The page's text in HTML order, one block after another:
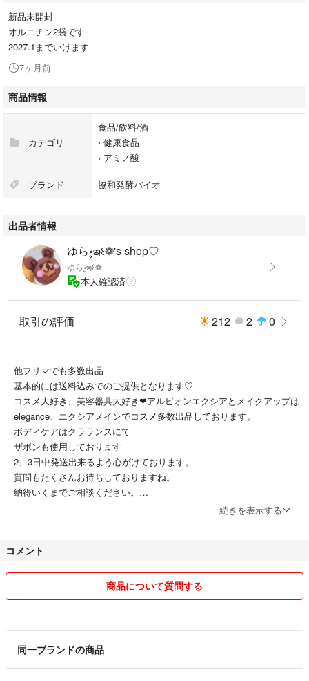
新品未開封
オルニチン2袋です
2027.1までいけます
7ヶ月前
商品情報
カテゴリ
食品/飲料/酒
› 健康食品
› アミノ酸
ブランド 協和発酵バイオ
出品者情報
ゆら॰̥ఇ꒰❁'s shop♡
ゆら॰̥ఇ꒰❁
本人確認済
取引の評価 212 2 0
他フリマでも多数出品
基本的には送料込みでのご提供となります♡
コスメ大好き、美容器具大好き❤アルビオンエクシアとメイクアップは
elegance、エクシアメインでコスメ多数出品しております。
ボディケアはクラランスにて
ザボンも使用しております
2、3日中発送出来るよう心がけております。
質問もたくさんお待ちしておりますね。
納得いくまでご相談ください。
気持ちの良いお取り引きができるよう心がけておりますが、万が一補償
ろしくお願い致します。
ご心配の方は発送前にご相談くださいね！誠意あるお取り引きのほど、
リピート、フォローも大歓迎ですっ❇︎
続きを表示する
コメント
商品について質問する
同一ブランドの商品